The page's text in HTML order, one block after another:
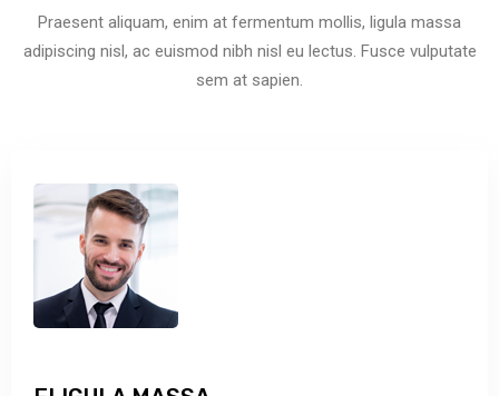
Praesent aliquam, enim at fermentum mollis, ligula massa
adipiscing nisl, ac euismod nibh nisl eu lectus. Fusce vulputate
sem at sapien.